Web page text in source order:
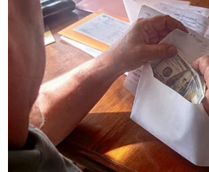
Lịch thi đấu và trực tiếp
ngày 15/1
Ngày 15/1
18g30 Hàn Quốc -
Cần Thơ)
21g30 Iraq - Indonesia
Thơ)
Ngày 16/1